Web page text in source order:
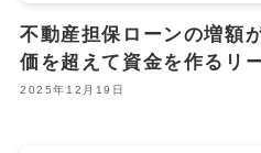
不動産担保ローンの増額
価を超えて資金を作るリ
2025年12月19日